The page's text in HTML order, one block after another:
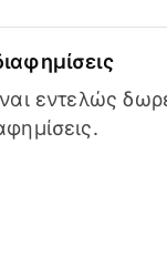
εντελώς